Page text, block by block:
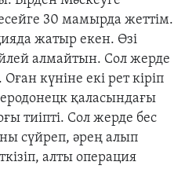
30 мамырда жеттім.
жатыр екен. Өзі
алмайтын. Сол жерде
күніне екі рет кіріп
қаласындағы
тиіпті. Сол жерде бес
сүйреп, әрең алып
алты операция